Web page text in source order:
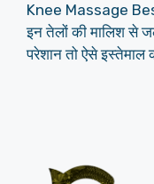
Knee Massage
इन तेलों की मालिश से
परेशान तो ऐसे इस्तेमाल